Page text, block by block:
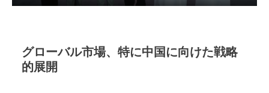
グローバル市場、特に中国に向けた戦略
的展開